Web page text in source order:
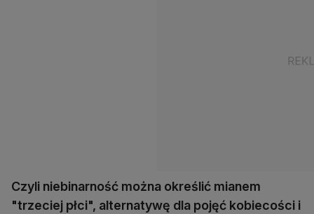
Czyli niebinarność można określić mianem
"trzeciej płci", alternatywę dla pojęć kobiecości i